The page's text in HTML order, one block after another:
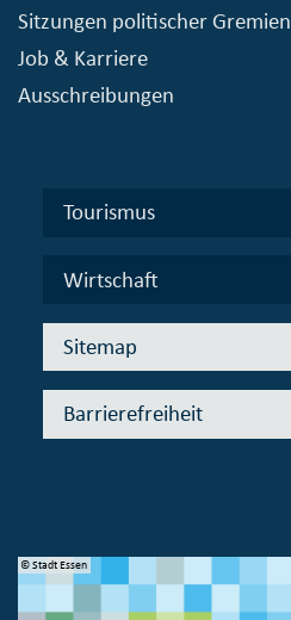
Sitzungen politischer Gremien
Job & Karriere
Ausschreibungen
Tourismus
Wirtschaft
Sitemap
Barrierefreiheit
© Stadt Essen